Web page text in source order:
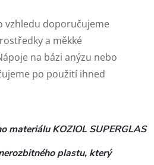
vzhledu doporučujeme
a měkké
na bázi anýzu nebo
po použití ihned
materiálu KOZIOL SUPERGLAS
plastu, který